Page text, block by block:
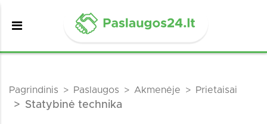
Pagrindinis Paslaugos Akmenėje Prietaisai
Statybinė technika